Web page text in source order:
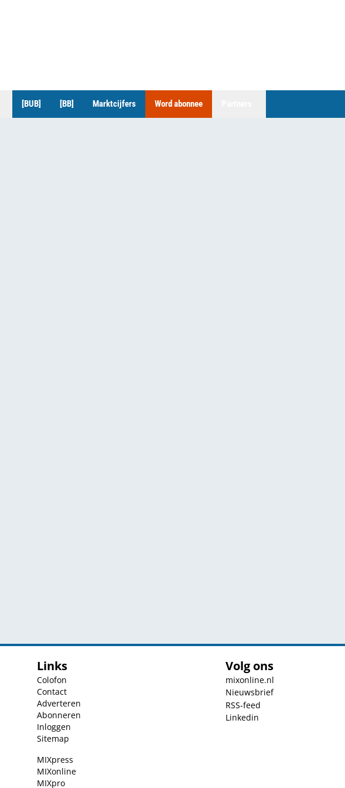
[BUB] [BB] Marktcijfers Word abonnee
Links
Colofon
Contact
Adverteren
Abonneren
Inloggen
Sitemap
MIXpress
MIXonline
MIXpro
Volg ons
mixonline.nl
Nieuwsbrief
RSS-feed
Linkedin